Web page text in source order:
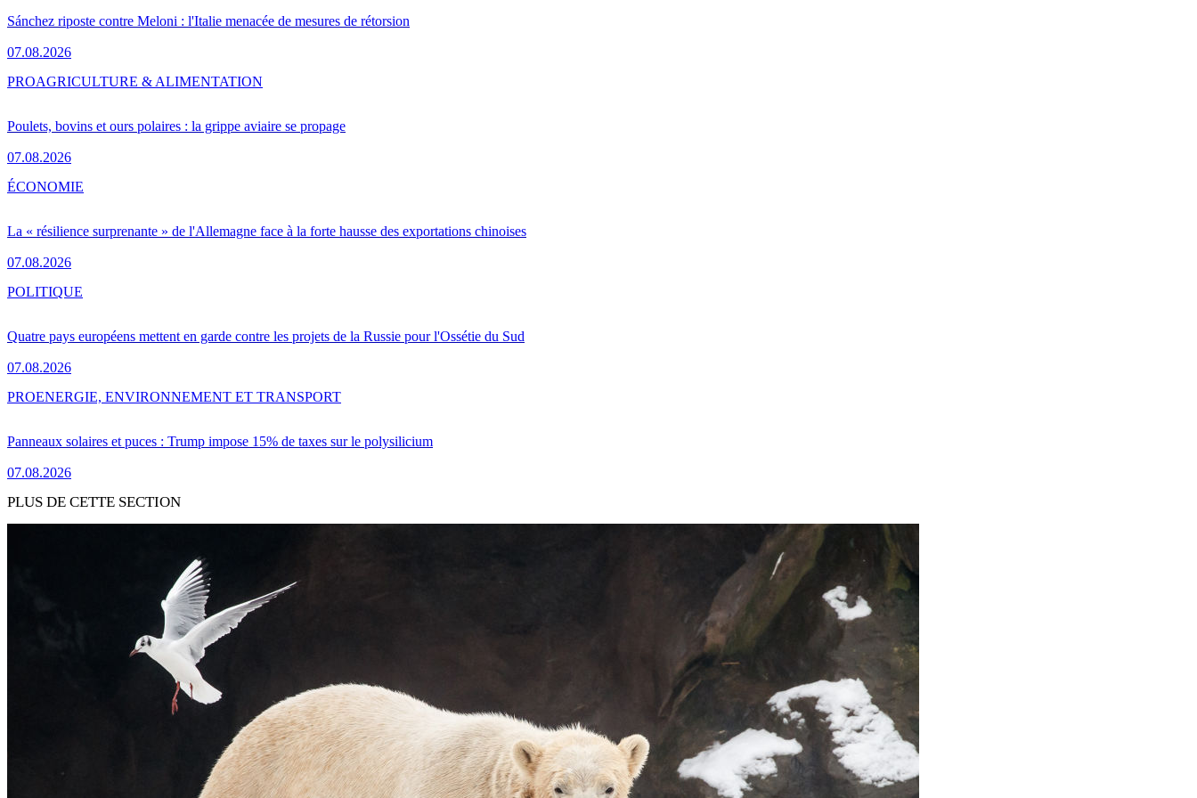
Sánchez riposte contre Meloni : l'Italie menacée de mesures de rétorsion
07.08.2026
Poulets, bovins et ours polaires : la grippe aviaire se propage
07.08.2026
PROAGRICULTURE & ALIMENTATION
La « résilience surprenante » de l'Allemagne face à la forte hausse des exportations chinoises
07.08.2026
ÉCONOMIE
Quatre pays européens mettent en garde contre les projets de la Russie pour l'Ossétie du Sud
07.08.2026
POLITIQUE
Panneaux solaires et puces : Trump impose 15% de taxes sur le polysilicium
07.08.2026
PROENERGIE, ENVIRONNEMENT ET TRANSPORT
PLUS DE CETTE SECTION